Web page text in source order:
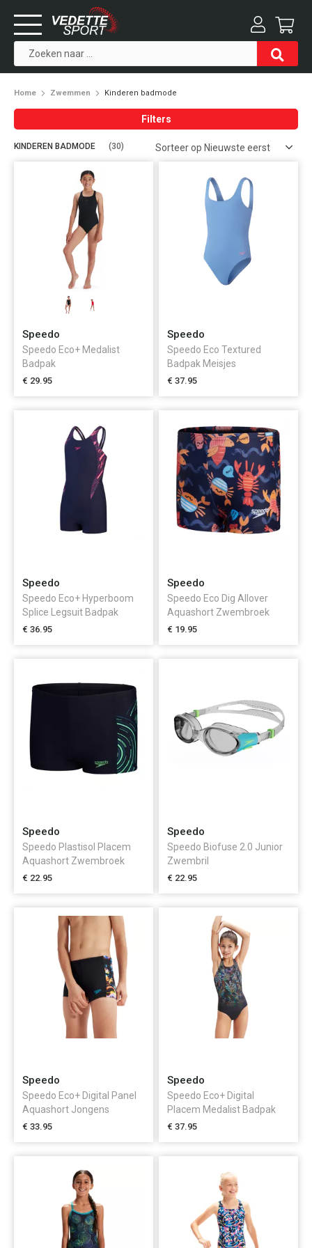
Home Zwemmen Kinderen badmode
Filters
Geslacht
KINDEREN BADMODE (30)
Speedo
Speedo Eco+ Medalist
Badpak
€ 29.95
Speedo
Speedo Eco Textured
Badpak Meisjes
€ 37.95
Speedo
Speedo Eco+ Hyperboom
Splice Legsuit Badpak
Meisjes
€ 36.95
Speedo
Speedo Eco Dig Allover
Aquashort Zwembroek
Jongens
€ 19.95
Speedo
Speedo Plastisol Placem
Aquashort Zwembroek
Jongens
€ 22.95
Speedo
Speedo Biofuse 2.0 Junior
Zwembril
€ 22.95
Speedo
Speedo Eco+ Digital Panel
Aquashort Jongens
€ 33.95
Speedo
Speedo Eco+ Digital
Placem Medalist Badpak
€ 37.95